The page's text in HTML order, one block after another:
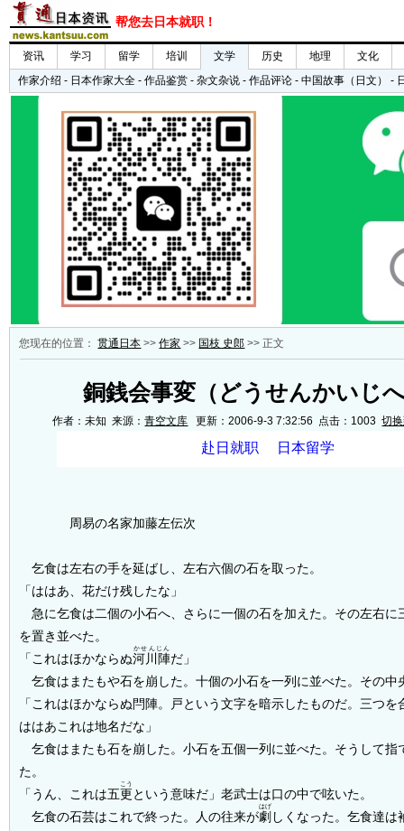
您现在的位置：贯通日本 >>作家 >> 国枝 史郎 >> 正文
銅銭会事変（どうせんかいじ
作者：未知 来源：青空文库 更新：2006-9-3 7:32:56 点击： 1003切
周易の名家加藤左伝次
乞食は左右の手を延ばし、左右六個の石を取った。
「ははあ、花だけ残したな」
急に乞食は二個の小石へ、さらに一個の石を加えた。その左右に
を置き並べた。
「これはほかならぬ河川陣
かせんじん
だ」
乞食はまたもや石を崩した。十個の小石を一列に並べた。その中
「これはほかならぬ閂陣。戸という文字を暗示したものだ。三つ
ははあこれは地名だな」
乞食はまたも石を崩した。小石を五個一列に並べた。そうして指
た。
「うん、これは五更
こう
という意味だ」老武士は口の中で呟いた。
乞食の石芸はこれで終った。人の往来が劇
はげ
しくなった。乞食達